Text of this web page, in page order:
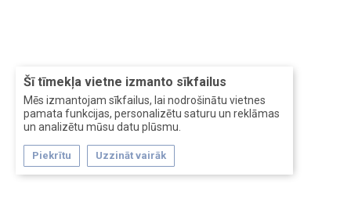
Šī tīmekļa vietne izmanto sīkfailus
Mēs izmantojam sīkfailus, lai nodrošinātu vietnes
pamata funkcijas, personalizētu saturu un reklāmas
un analizētu mūsu datu plūsmu.
Piekrītu Uzzināt vairāk